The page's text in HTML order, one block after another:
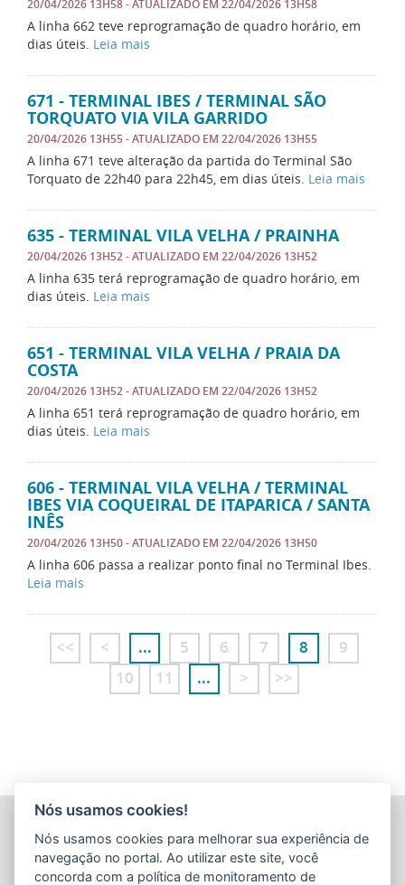
20/04/2026 13H58- ATUALIZADO EM 22/04/2026 13H58
A linha 662 teve reprogramação de quadro horário, em
dias úteis. Leia mais
671 - TERMINAL IBES / TERMINAL SÃO
TORQUATO VIA VILA GARRIDO
20/04/2026 13H55- ATUALIZADO EM 22/04/2026 13H55
A linha 671 teve alteração da partida do Terminal São
Torquato de 22h40 para 22h45, em dias úteis. Leia mais
635 - TERMINAL VILA VELHA / PRAINHA
20/04/2026 13H52- ATUALIZADO EM 22/04/2026 13H52
A linha 635 terá reprogramação de quadro horário, em
dias úteis. Leia mais
651 - TERMINAL VILA VELHA / PRAIA DA
COSTA
20/04/2026 13H52- ATUALIZADO EM 22/04/2026 13H52
A linha 651 terá reprogramação de quadro horário, em
dias úteis. Leia mais
606 - TERMINAL VILA VELHA / TERMINAL
IBES VIA COQUEIRAL DE ITAPARICA / SANTA
INÊS
20/04/2026 13H50- ATUALIZADO EM 22/04/2026 13H50
A linha 606 passa a realizar ponto final no Terminal Ibes.
Leia mais
<< < ... 5 6 7 8
9
10
11 ... > >>
COMPANHIA ESTADUAL DE TRANSPORTES COLETIVOS DE
PASSAGEIROS DO ESTADO DO ESPÍRITO SANTO
(CETURB/ES)
Av. Jerônimo Monteiro, 96 - Ed. Aureliano Hoffmann, 5º, 6º
Nós usamos cookies!
Nós usamos cookies para melhorar sua experiência de
navegação no portal. Ao utilizar este site, você
concorda com a política de monitoramento de